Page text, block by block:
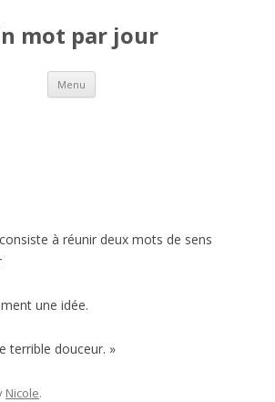
mot par jour
Menu Aller au contenu principal
à réunir deux mots de sens
une idée.
terrible douceur. »
Nicole.